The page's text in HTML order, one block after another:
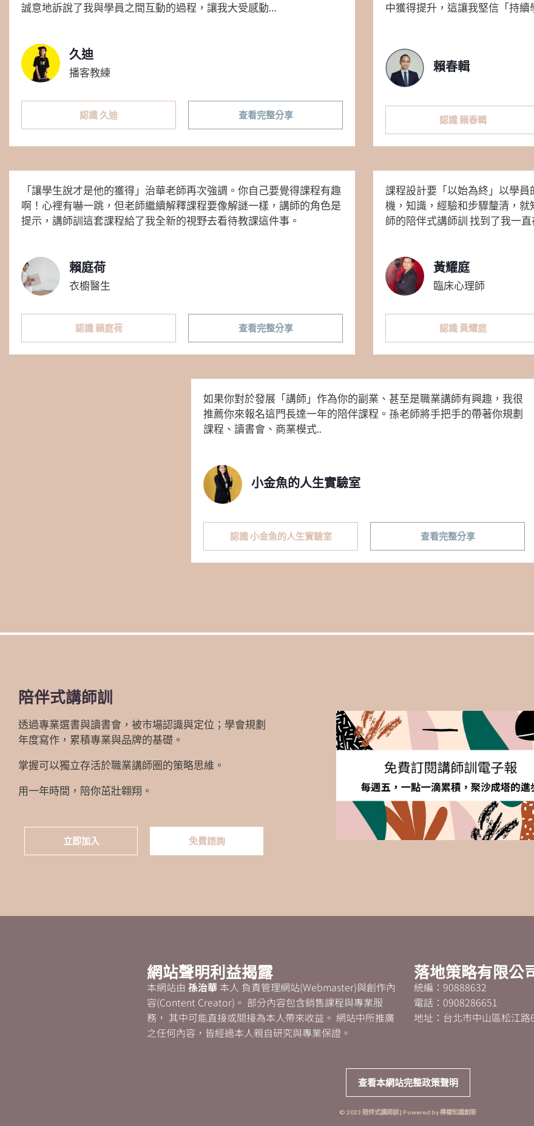
誠意地訴說了我與學員之間互動的過程，讓我大受感動…
久迪
播客教練
認識 久迪​ 查看完整分享
中獲得提升，這讓我堅信「持續
賴春輯
認識 賴春輯
「讓學生說才是他的獲得」治華老師再次強調。你自己要覺得課程有趣
啊！心裡有嚇一跳，但老師繼續解釋課程要像解謎一樣，講師的角色是
提示，講師訓這套課程給了我全新的視野去看待教課這件事。
賴庭荷
衣櫥醫生
認識 賴庭荷 查看完整分享
課程設計要「以始為終」以學
機，知識，經驗和步驟釐清，
師的陪伴式講師訓 找到了我一直
黃耀庭
臨床心理師
認識 黃耀庭​
如果你對於發展「講師」作為你的副業、甚至是職業講師有興趣，我很
推薦你來報名這門長達一年的陪伴課程。孫老師將手把手的帶著你規劃
課程、讀書會、商業模式..
小金魚的人生實驗室
認識 小金魚的人生實驗室 查看完整分享
陪伴式講師訓
透過專業選書與讀書會，被市場認識與定位；學會規劃
年度寫作，累積專業與品牌的基礎。
掌握可以獨立存活於職業講師圈的策略思維。
用一年時間，陪你茁壯翱翔。
立即加入 免費諮詢
網站聲明利益揭露
本網站由 孫治華 本人 負責管理網站(Webmaster)與創作內
容(Content Creator)。 部分內容包含銷售課程與專業服
務， 其中可能直接或間接為本人帶來收益。 網站中所推廣
之任何內容，皆經過本人親自研究與專業保證。
落地策略有限公
統編：90888632
電話：0908286651
地址：台北市中山區松江路
查看本網站完整政策聲明
© 2023 陪伴式講師訓 | Powered by 檸檬知識創新